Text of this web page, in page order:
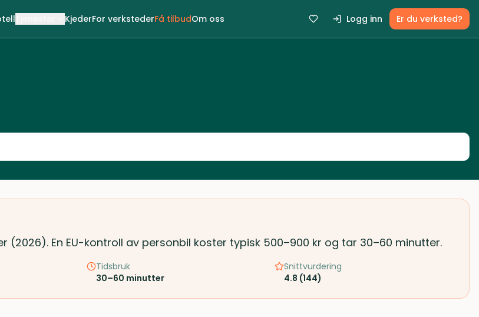
KjederFor verkstederFå tilbudOm oss Logg inn Er du verksted?
En EU-kontroll av personbil koster typisk 500–900 kr og tar 30–60 minutter.
Tidsbruk
30–60 minutter
Snittvurdering
4.8 (144)